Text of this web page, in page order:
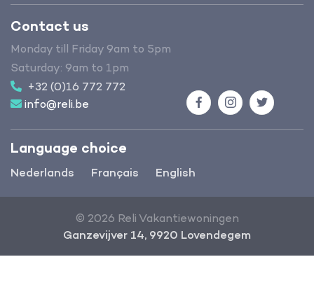
Language choice
Nederlands Français English
Contact us
Monday till Friday 9am to 5pm
Saturday: 9am to 1pm
+32 (0)16 772 772
info@reli.be
FacebookInstagramTwitter
© 2026 Reli Vakantiewoningen
Ganzevijver 14, 9920 Lovendegem